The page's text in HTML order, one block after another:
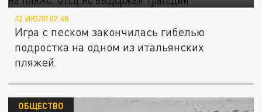
12 ИЮЛЯ 07:48
Игра с песком закончилась гибелью
подростка на одном из итальянских
пляжей.
ОБЩЕСТВО